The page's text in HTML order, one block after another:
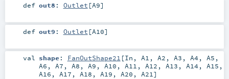
def out8 : Outlet [A9]
def out9 : Outlet [A10]
val shape : FanOutShape21 [In , A1 , A2 , A3 , A4 , A5 ,
A6 , A7 , A8 , A9 , A10 , A11 , A12 , A13 , A14 , A15 ,
A16 , A17 , A18 , A19 , A20 , A21 ]